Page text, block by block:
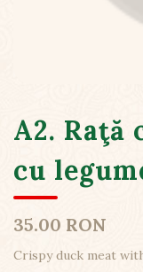
A2. Raţă
cu
35.00 RON
Crispy duck meat